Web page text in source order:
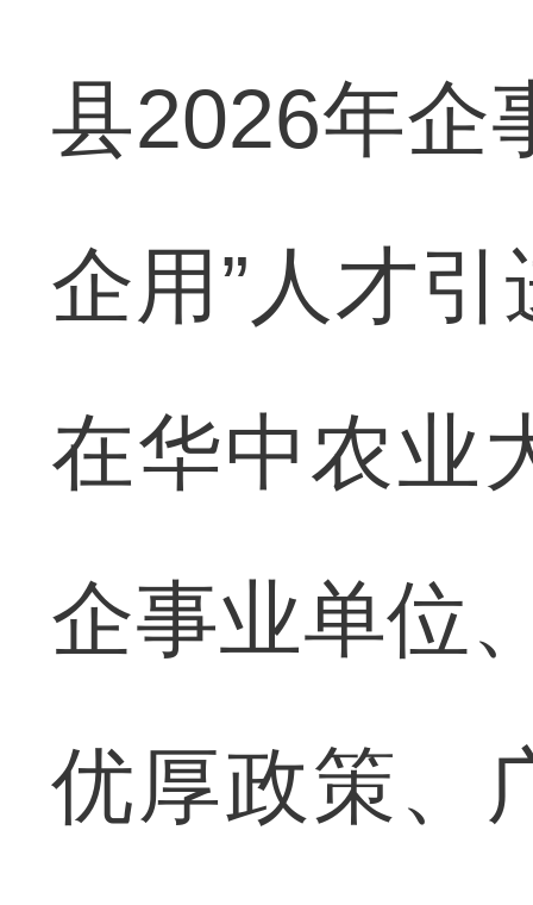
县2026年企
企用”人才
在华中农业
企事业单位
优厚政策、